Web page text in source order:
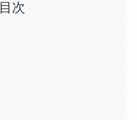
目次